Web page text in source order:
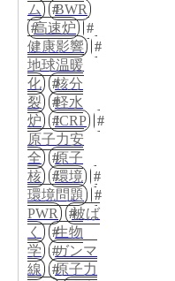
ム
BWR
高速炉
健康影響
地球温暖
化
核分
裂
軽水
炉
ICRP
原子力安
全
原子
核
環境
環境問題
PWR
被ば
く
生物
学
ガンマ
線
原子力